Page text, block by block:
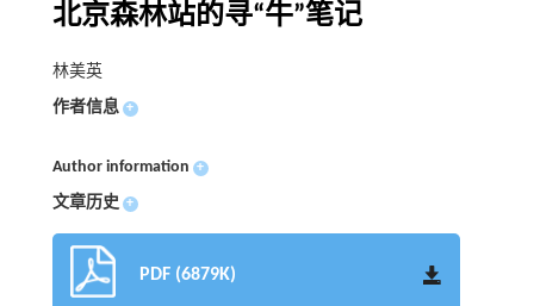
北京森林站的寻“牛”笔记
林美英
作者信息 +
Author information +
文章历史 +
PDF (6879K)